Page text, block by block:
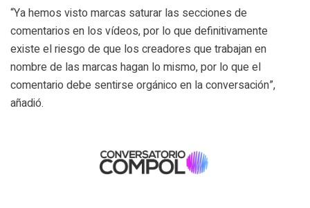
“Ya hemos visto marcas saturar las secciones de
comentarios en los vídeos, por lo que definitivamente
existe el riesgo de que los creadores que trabajan en
nombre de las marcas hagan lo mismo, por lo que el
comentario debe sentirse orgánico en la conversación”,
añadió.